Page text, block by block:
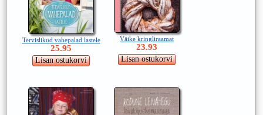
Tervislikud vahepalad lastele
25.95
Väike kringliraamat
23.93